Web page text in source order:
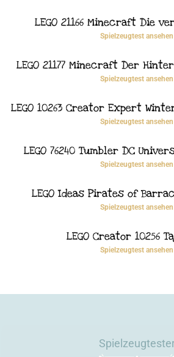
LEGO 21166 Minecraft Die
Spielzeugtest ansehen
LEGO 21177 Minecraft Der
Spielzeugtest ansehen
LEGO 10263 Creator Expert
Spielzeugtest ansehen
LEGO 76240 Tumbler DC
Spielzeugtest ansehen
LEGO Ideas Pirates of
Spielzeugtest ansehen
LEGO Creator 10256
Spielzeugtest ansehen